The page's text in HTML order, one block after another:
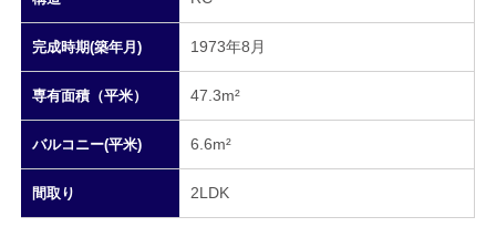
完成時期(築年月) 1973年8月
専有面積（平米） 47.3m²
バルコニー(平米) 6.6m²
間取り 2LDK